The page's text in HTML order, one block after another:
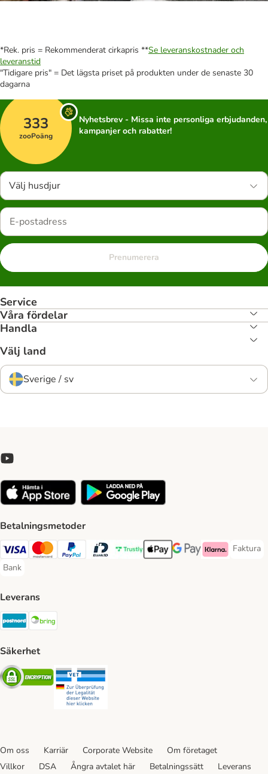
*Rek. pris = Rekommenderat cirkapris **Se leveranskostnader och
leveranstid
"Tidigare pris" = Det lägsta priset på produkten under de senaste 30
dagarna
333
zooPoäng
Nyhetsbrev - Missa inte personliga erbjudanden,
kampanjer och rabatter!
Välj husdjur
Prenumerera
Service
Våra fördelar
Handla
Välj land
Sverige / sv
Betalningsmetoder
Visa Payment Method
Mastercard Payment Method
PayPal Payment Method
BankID Payment Method
Trustly Payment Method
Apple Pay Payment Method
Googple Pay Payment
Klarna Payment
Faktura
Faktura
Bank
Bank Payment Method
Leverans
Postnord Shipping Method
Säkerhet
Security
Om oss Karriär Corporate Website
Om företaget
Villkor
DSA Ångra avtalet här Betalningssätt Leverans